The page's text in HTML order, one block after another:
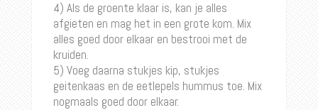
4) Als de groente klaar is, kan je alles
afgieten en mag het in een grote kom. Mix
alles goed door elkaar en bestrooi met de
kruiden.
5) Voeg daarna stukjes kip, stukjes
geitenkaas en de eetlepels hummus toe. Mix
nogmaals goed door elkaar.